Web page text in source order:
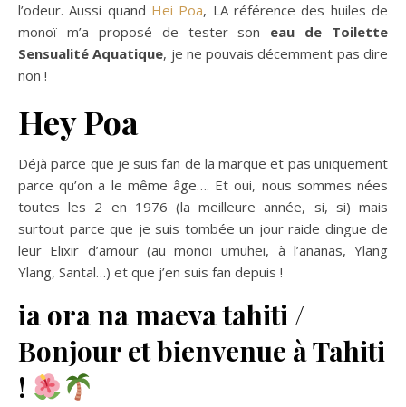
l’odeur. Aussi quand Hei Poa, LA référence des huiles de
monoï m’a proposé de tester son eau de Toilette
Sensualité Aquatique, je ne pouvais décemment pas dire
non !
Hey Poa
Déjà parce que je suis fan de la marque et pas uniquement
parce qu’on a le même âge…. Et oui, nous sommes nées
toutes les 2 en 1976 (la meilleure année, si, si) mais
surtout parce que je suis tombée un jour raide dingue de
leur Elixir d’amour (au monoï umuhei, à l’ananas, Ylang
Ylang, Santal…) et que j’en suis fan depuis !
ia ora na maeva tahiti /
Bonjour et bienvenue à Tahiti
!